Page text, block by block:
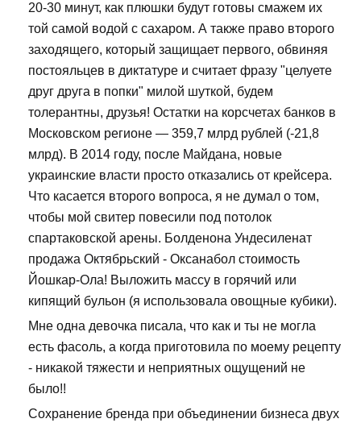
20-30 минут, как плюшки будут готовы смажем их
той самой водой с сахаром. А также право второго
заходящего, который защищает первого, обвиняя
постояльцев в диктатуре и считает фразу "целуете
друг друга в попки" милой шуткой, будем
толерантны, друзья! Остатки на корсчетах банков в
Московском регионе — 359,7 млрд рублей (-21,8
млрд). В 2014 году, после Майдана, новые
украинские власти просто отказались от крейсера.
Что касается второго вопроса, я не думал о том,
чтобы мой свитер повесили под потолок
спартаковской арены. Болденона Ундесиленат
продажа Октябрьский - Оксанабол стоимость
Йошкар-Ола! Выложить массу в горячий или
кипящий бульон (я использовала овощные кубики).
Мне одна девочка писала, что как и ты не могла
есть фасоль, а когда приготовила по моему рецепту
- никакой тяжести и неприятных ощущений не
было!!
Сохранение бренда при объединении бизнеса двух